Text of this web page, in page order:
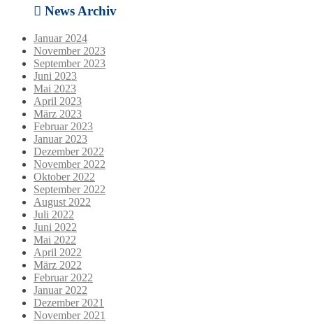
News Archiv
Januar 2024
November 2023
September 2023
Juni 2023
Mai 2023
April 2023
März 2023
Februar 2023
Januar 2023
Dezember 2022
November 2022
Oktober 2022
September 2022
August 2022
Juli 2022
Juni 2022
Mai 2022
April 2022
März 2022
Februar 2022
Januar 2022
Dezember 2021
November 2021